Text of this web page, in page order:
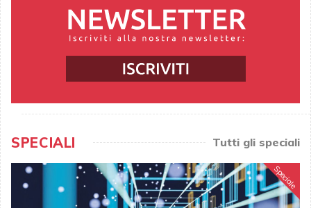
SPECIALI Tutti gli speciali
Speciale